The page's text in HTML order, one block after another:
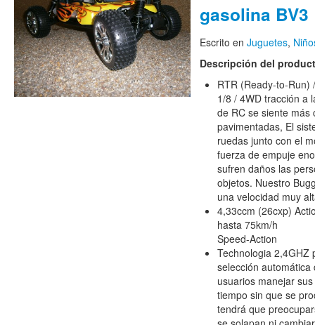
gasolina BV3
Escrito en Juguetes,
Descripción del
RTR (Ready-to-Run)
1/8 / 4WD tracción a
de RC se siente más
pavimentadas, El
ruedas junto con el
fuerza de empuje
sufren daños las
objetos. Nuestro
una velocidad muy
4,33ccm (26cxp)
hasta 75km/h
Speed-Action
Technologia 2,4GHZ
selección
usuarios manejar
tiempo sin que se
tendrá que